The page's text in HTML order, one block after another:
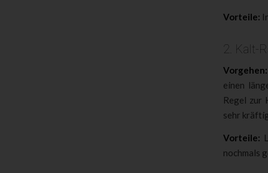
Vorteile:
2. Kalt-
Vorgehen:
einen
Regel zur
sehr
Vorteile:
nochmals